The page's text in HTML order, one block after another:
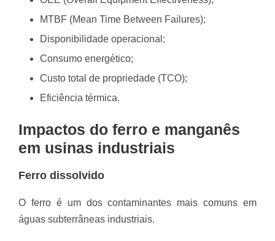
MTBF (Mean Time Between Failures);
Disponibilidade operacional;
Consumo energético;
Custo total de propriedade (TCO);
Eficiência térmica.
Impactos do ferro e manganês
em usinas industriais
Ferro dissolvido
O ferro é um dos contaminantes mais comuns em
águas subterrâneas industriais.